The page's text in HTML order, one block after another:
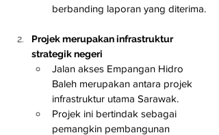
berbanding laporan yang diterima.
Projek merupakan infrastruktur
strategik negeri
Jalan akses Empangan Hidro
Baleh merupakan antara projek
infrastruktur utama Sarawak.
Projek ini bertindak sebagai
pemangkin pembangunan